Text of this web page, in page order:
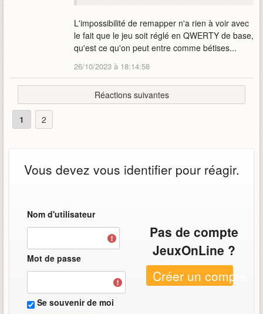
L'impossibilité de remapper n'a rien à voir avec
le fait que le jeu soit réglé en QWERTY de base,
qu'est ce qu'on peut entre comme bétises...
26/10/2023 à 18:14:58
Réactions suivantes
1 2
Vous devez vous identifier pour réagir.
Nom d'utilisateur
Mot de passe
Se souvenir de moi
Pas de compte
JeuxOnLine ?
Créer un compte